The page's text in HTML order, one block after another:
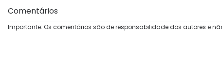
Comentários
Importante: Os comentários são de responsabilidade dos autores e